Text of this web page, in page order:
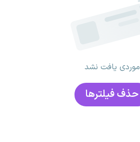
موردی یافت نشد
حذف فیلتر‌ها